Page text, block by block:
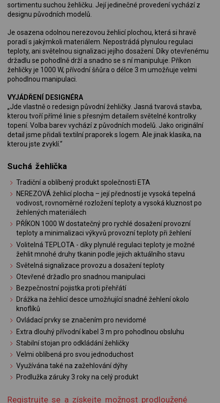
sortimentu suchou žehličku. Její jedinečné provedení vychází z
designu původních modelů.
Je osazena odolnou nerezovou žehlicí plochou, která si hravě
poradí s jakýmkoli materiálem. Nepostrádá plynulou regulaci
teploty, ani světelnou signalizaci jejího dosažení. Díky otevřenému
držadlu se pohodlně drží a snadno se s ní manipuluje. Příkon
žehličky je 1000 W, přívodní šňůra o délce 3 m umožňuje velmi
pohodlnou manipulaci.
VYJÁDŘENÍ DESIGNÉRA
„Jde vlastně o redesign původní žehličky. Jasná tvarová stavba,
kterou tvoří přímé linie s přesným detailem světelné kontrolky
topení. Volba barev vychází z původních modelů. Jako originální
detail jsme přidali textilní praporek s logem. Ale jinak klasika, na
kterou jste zvyklí.“
Suchá žehlička
Tradiční a oblíbený produkt společnosti ETA
NEREZOVÁ žehlicí plocha – její předností je vysoká tepelná
vodivost, rovnoměrné rozložení teploty a vysoká kluznost po
žehlených materiálech
PŘÍKON 1000 W dostatečný pro rychlé dosažení provozní
teploty a minimalizaci výkyvů provozní teploty při žehlení
Volitelná TEPLOTA - díky plynulé regulaci teploty je možné
žehlit mnohé druhy tkanin podle jejich aktuálního stavu
Světelná signalizace provozu a dosažení teploty
Otevřené držadlo pro snadnou manipulaci
Bezpečnostní pojistka proti přehřátí
Drážka na žehlicí desce umožňující snadné žehlení okolo
knoflíků
Ovládací prvky se značením pro nevidomé
Extra dlouhý přívodní kabel 3 m pro pohodlnou obsluhu
Stabilní stojan pro odkládání žehličky
Velmi oblíbená pro svou jednoduchost
Využívána také na zažehlování dýhy
Prodlužka záruky 3 roky na celý produkt
Registrujte se a získejte možnost prodloužené